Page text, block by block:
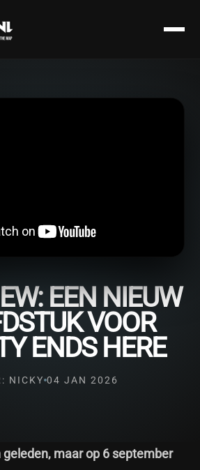
EEN NIEUW
VOOR
ENDS HERE
NICKY 04 JAN 2026
maar op 6 september